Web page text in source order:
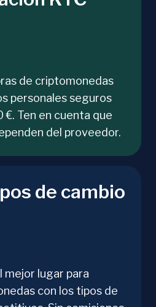
de criptomonedas
personales seguros
€. Ten en cuenta que
del proveedor.
de cambio
mejor lugar para
con los tipos de